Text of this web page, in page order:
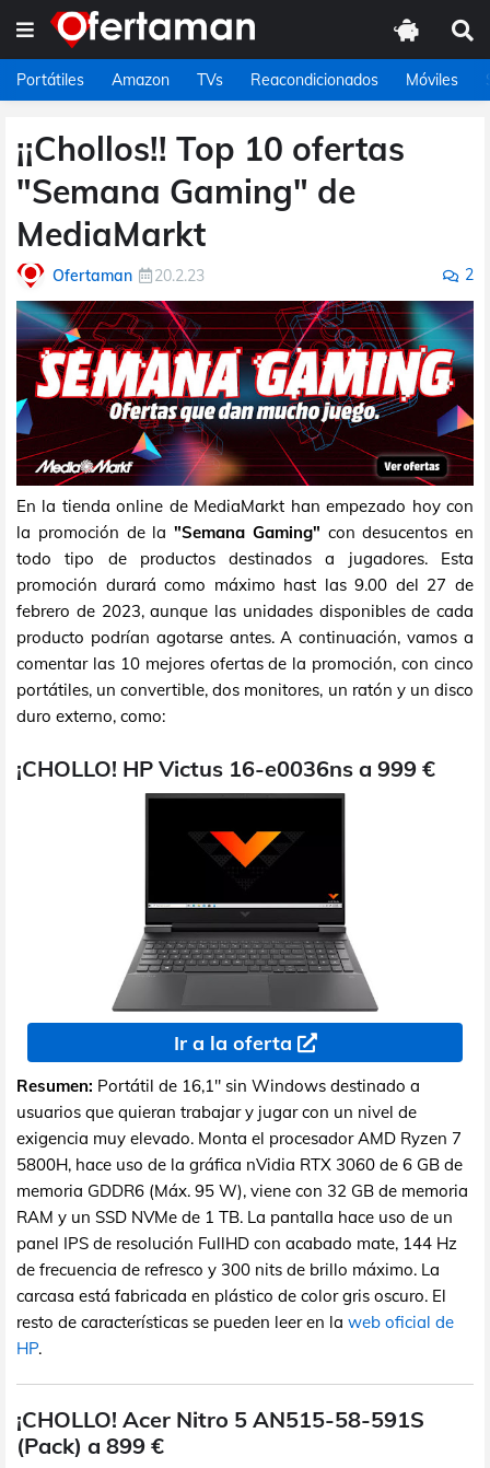
Portátiles Amazon TVs Reacondicionados Móviles
¡¡Chollos!! Top 10 ofertas
"Semana Gaming" de
MediaMarkt
Ofertaman 20.2.23 2
En la tienda online de MediaMarkt han empezado hoy con
la promoción de la "Semana Gaming" con desucentos en
todo tipo de productos destinados a jugadores. Esta
promoción durará como máximo hast las 9.00 del 27 de
febrero de 2023, aunque las unidades disponibles de cada
producto podrían agotarse antes. A continuación, vamos a
comentar las 10 mejores ofertas de la promoción, con cinco
portátiles, un convertible, dos monitores, un ratón y un disco
duro externo, como:
¡CHOLLO! HP Victus 16-e0036ns a 999 €
Ir a la oferta
Resumen: Portátil de 16,1" sin Windows destinado a
usuarios que quieran trabajar y jugar con un nivel de
exigencia muy elevado. Monta el procesador AMD Ryzen 7
5800H, hace uso de la gráfica nVidia RTX 3060 de 6 GB de
memoria GDDR6 (Máx. 95 W), viene con 32 GB de memoria
RAM y un SSD NVMe de 1 TB. La pantalla hace uso de un
panel IPS de resolución FullHD con acabado mate, 144 Hz
de frecuencia de refresco y 300 nits de brillo máximo. La
carcasa está fabricada en plástico de color gris oscuro. El
resto de características se pueden leer en la web oficial de
HP.
¡CHOLLO! Acer Nitro 5 AN515-58-591S
(Pack) a 899 €